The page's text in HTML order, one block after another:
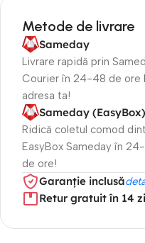
Metode de livrare
Sameday
Livrare rapidă prin
Courier în 24-48 de ore
adresa ta!
Sameday (EasyBox)
Ridică coletul comod
EasyBox Sameday în
de ore!
Garanție inclusă
Retur gratuit în 14